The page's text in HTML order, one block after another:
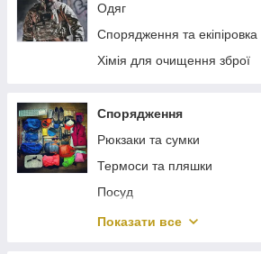
Одяг
Спорядження та екіпіровка
Хімія для очищення зброї
Спорядження
Рюкзаки та сумки
Термоси та пляшки
Посуд
Пальники
Показати все